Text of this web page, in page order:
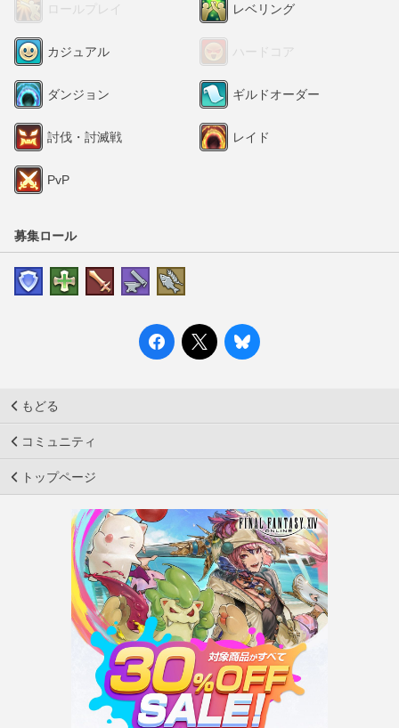
ロールプレイ レベリング
カジュアル ハードコア
ダンジョン ギルドオーダー
討伐・討滅戦 レイド
PvP
募集ロール
もどる
コミュニティ
トップページ